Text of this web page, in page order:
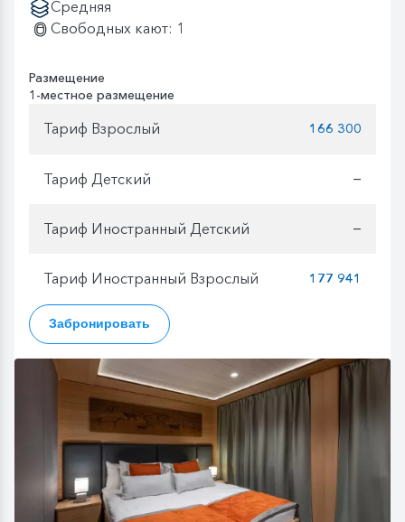
Средняя
Свободных кают: 1
Размещение
1-местное размещение
Тариф Взрослый 166 300
Тариф Детский —
Тариф Иностранный Детский —
Тариф Иностранный Взрослый 177 941
Забронировать